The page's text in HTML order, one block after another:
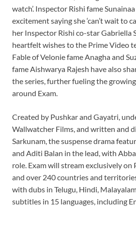
watch’. Inspector Rishi fame
excitement saying she ‘can’t wait to
her Inspector Rishi co-star Gabriella
heartfelt wishes to the Prime Video
Fable of Velonie fame Anagha and
fame Aishwarya Rajesh have also
the series, further fueling the
around Exam.
Created by Pushkar and Gayatri,
Wallwatcher Films, and written and
Sarkunam, the suspense drama
and Aditi Balan in the lead, with
role. Exam will stream exclusively on
and over 240 countries and
with dubs in Telugu, Hindi,
subtitles in 15 languages, including